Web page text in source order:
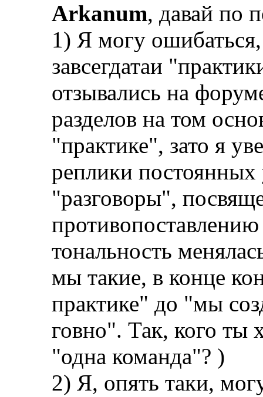
Arkanum, давай по
1) Я могу
завсегдатаи
отзывались на
разделов на том
"практике", зато я
реплики постоянных
"разговоры",
тональность
мы такие, в конце
практике" до "мы
говно". Так, кого ты
"одна команда"? )
2) Я, опять таки,